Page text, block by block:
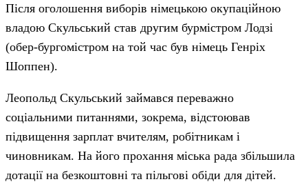
Після оголошення виборів німецькою окупаційною
владою Скульський став другим бурмістром Лодзі
(обер-бургомістром на той час був німець Генріх
Шоппен).
Леопольд Скульський займався переважно
соціальними питаннями, зокрема, відстоював
підвищення зарплат вчителям, робітникам і
чиновникам. На його прохання міська рада збільшила
дотації на безкоштовні та пільгові обіди для дітей.